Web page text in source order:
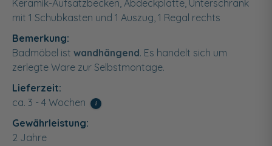
Keramik-Aufsatzbecken, Abdeckplatte, Unterschrank
mit 1 Schubkasten und 1 Auszug, 1 Regal rechts
Bemerkung:
Badmöbel ist wandhängend. Es handelt sich um
zerlegte Ware zur Selbstmontage.
Lieferzeit:
ca. 3 - 4 Wochen
i
Gewährleistung:
2 Jahre